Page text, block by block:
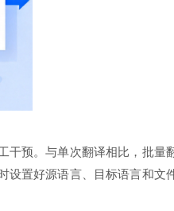
干预。与单次翻译相比，批量
设置好源语言、目标语言和文